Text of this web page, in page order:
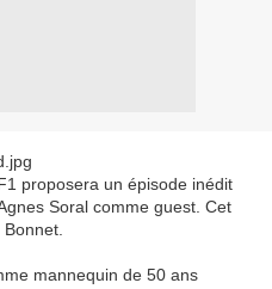
proposera un épisode inédit
Soral comme guest. Cet
mannequin de 50 ans